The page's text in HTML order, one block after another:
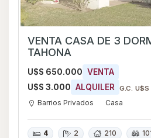
VENTA CASA DE 3
TAHONA
U$S 650.000 VENTA
U$S 3.000 ALQUILER G.C. U$S
Barrios Privados Casa
4 2 210